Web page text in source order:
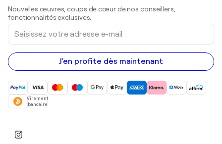
Peintures acryliques
Nouvelles œuvres, coups de cœur de nos conseillers,
fonctionnalités exclusives.
Saisissez
votre
adresse
e-
mail
J'en profite dès maintenant
Virement
bancaire